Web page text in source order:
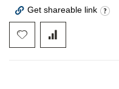
Get shareable link